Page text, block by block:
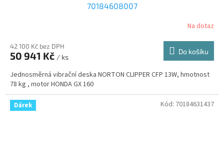
70184608007
Na dotaz
42 100 Kč bez DPH
50 941 Kč / ks
Do košíku
Jednosměrná vibrační deska NORTON CLIPPER CFP 13W, hmotnost
78 kg , motor HONDA GX 160
Dárek Kód: 70184631437